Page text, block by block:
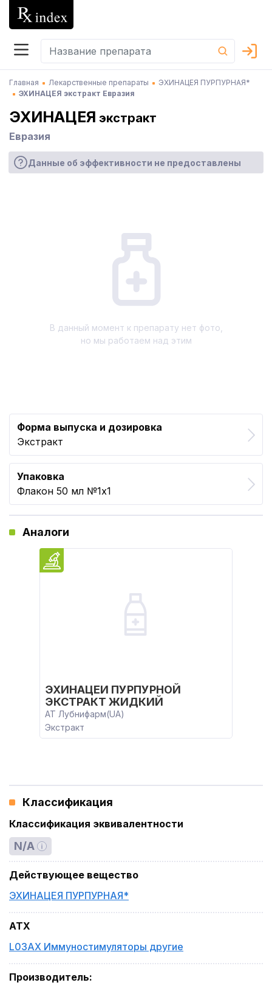
Главная Лекарственные препараты
ЭХИНАЦЕЯ ПУРПУРНАЯ*
ЭХИНАЦЕЯ экстракт Евразия
ЭХИНАЦЕЯ экстракт
Евразия
Данные об эффективности не предоставлены
В данный момент к препарату нет фото,
но мы работаем над этим
Форма выпуска и дозировка
Экстракт
Упаковка
Флакон 50 мл №1x1
Аналоги
ЭХИНАЦЕИ ПУРПУРНОЙ
ЭКСТРАКТ ЖИДКИЙ
АТ Лубнифарм(UA)
Экстракт
Классификация
Классификация эквивалентности
N/A
Действующее вещество
ЭХИНАЦЕЯ ПУРПУРНАЯ*
ATX
L03AX Иммуностимуляторы другие
Производитель: